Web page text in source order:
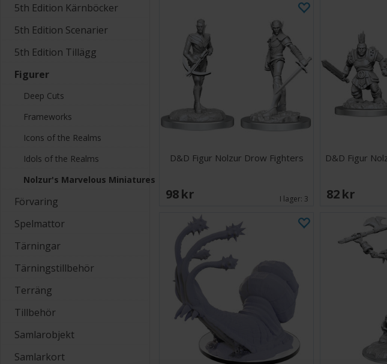
5th Edition Kärnböcker
5th Edition Scenarier
5th Edition Tillägg
Figurer
Deep Cuts
Frameworks
Icons of the Realms
Idols of the Realms
Nolzur's Marvelous Miniatures
Förvaring
Spelmattor
Tärningar
Tärningstillbehör
Terräng
Tillbehör
Samlarobjekt
Samlarkort
D&D Figur Nolzur Drow Fighters
98 SEK I lager: 3
D&D Figur
82 SEK